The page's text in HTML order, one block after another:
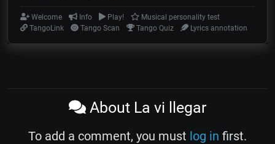
Welcome Info Play!
Musical personality test
TangoLink
Tango Scan Tango Quiz Lyrics annotation
About La vi llegar
To add a comment, you must log in first.